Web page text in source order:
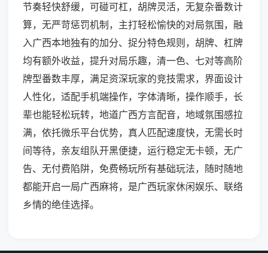
节奏轻快舒缓，可碰可杠，胡牌灵活，无复杂番数计
算，无严苛惩罚机制，主打轻松愉快的对局氛围，融
入广西本地独有的加分、捉分特色规则，胡牌、杠牌
均有额外收益，提升对局乐趣，清一色、七对等高阶
牌型番数丰厚，满足资深玩家的竞技需求，界面设计
人性化，适配手机端操作，字体清晰，操作顺手，长
辈也能轻松玩转，地道广西方言配音，地域氛围感拉
满，依托微乐平台优势，真人匹配速度快，无需长时
间等待，亲友组队开黑便捷，运行稳定无卡顿，无广
告、无付费陷阱，免费畅玩所有基础玩法，随时随地
都能开启一局广西麻将，是广西玩家休闲娱乐、联络
乡情的绝佳选择。